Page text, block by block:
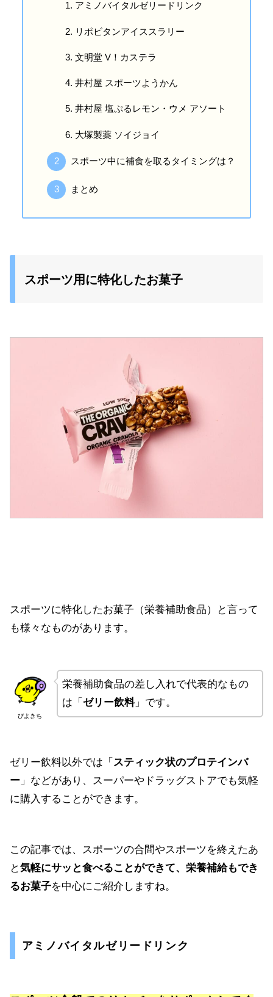
アミノバイタルゼリードリンク
リポビタンアイススラリー
文明堂 V！カステラ
井村屋 スポーツようかん
井村屋 塩ぷるレモン・ウメ アソート
大塚製薬 ソイジョイ
‎スポーツ中に補食を取るタイミングは？
まとめ
スポーツ用に特化したお菓子
スポーツに特化したお菓子（栄養補助食品）と言って
も様々なものがあります。
ぴよきち
栄養補助食品の差し入れで代表的なもの
は「 ゼリー飲料」です。
ゼリー飲料以外では「 スティック状のプロテインバ
ー 」などがあり、スーパーやドラッグストアでも気軽
に購入することができます。
この記事では、スポーツの合間やスポーツを終えたあ
と気軽にサッと食べることができて、栄養補給もでき
るお菓子を中心にご紹介しますね。
アミノバイタルゼリードリンク